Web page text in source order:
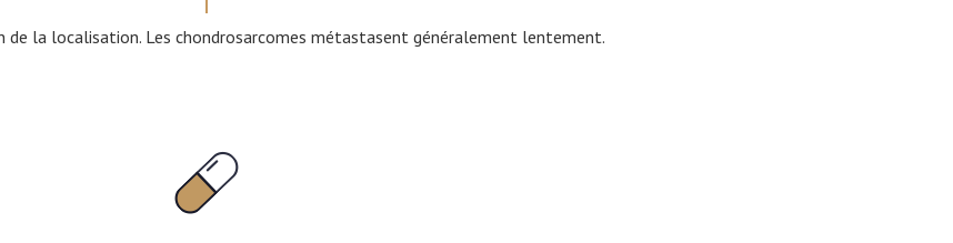
de la localisation. Les chondrosarcomes métastasent généralement lentement.